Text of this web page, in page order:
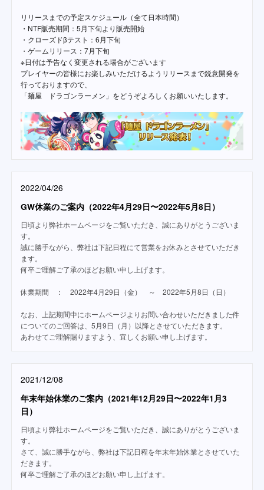
リリースまでの予定スケジュール（全て日本時間）
・NTF販売期間：5月下旬より販売開始
・クローズドβテスト：6月下旬
・ゲームリリース：7月下旬
※日付は予告なく変更される場合がございます
プレイヤーの皆様にお楽しみいただけるようリリースまで鋭意開発を
行っておりますので、
「麺屋 ドラゴンラーメン」をどうぞよろしくお願いいたします。
2022/04/26
GW休業のご案内（2022年4月29日〜2022年5月8日）
日頃より弊社ホームページをご覧いただき、誠にありがとうございま
す。
誠に勝手ながら、弊社は下記日程にて営業をお休みとさせていただき
ます。
何卒ご理解ご了承のほどお願い申し上げます。
休業期間 ： 2022年4月29日（金） ～ 2022年5月8日（日）
なお、上記期間中にホームページよりお問い合わせいただきました件
についてのご回答は、5月9日（月）以降とさせていただきます。
あわせてご理解賜りますよう、宜しくお願い申し上げます。
2021/12/08
年末年始休業のご案内（2021年12月29日〜2022年1月3
日）
日頃より弊社ホームページをご覧いただき、誠にありがとうございま
す。
さて、誠に勝手ながら、弊社は下記日程を年末年始休業とさせていた
だきます。
何卒ご理解ご了承のほどお願い申し上げます。